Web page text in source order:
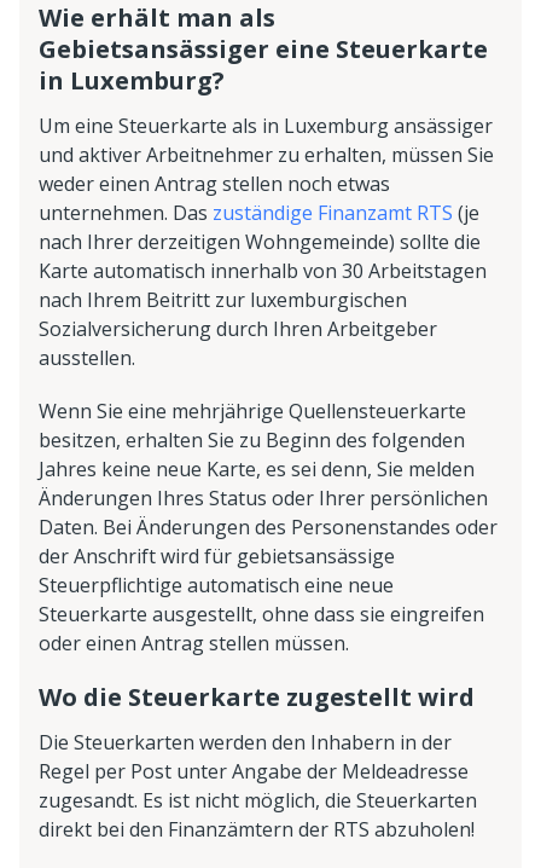
Wie erhält man als
Gebietsansässiger eine Steuerkarte
in Luxemburg?
Um eine Steuerkarte als in Luxemburg ansässiger
und aktiver Arbeitnehmer zu erhalten, müssen Sie
weder einen Antrag stellen noch etwas
unternehmen. Das zuständige Finanzamt RTS (je
nach Ihrer derzeitigen Wohngemeinde) sollte die
Karte automatisch innerhalb von 30 Arbeitstagen
nach Ihrem Beitritt zur luxemburgischen
Sozialversicherung durch Ihren Arbeitgeber
ausstellen.
Wenn Sie eine mehrjährige Quellensteuerkarte
besitzen, erhalten Sie zu Beginn des folgenden
Jahres keine neue Karte, es sei denn, Sie melden
Änderungen Ihres Status oder Ihrer persönlichen
Daten. Bei Änderungen des Personenstandes oder
der Anschrift wird für gebietsansässige
Steuerpflichtige automatisch eine neue
Steuerkarte ausgestellt, ohne dass sie eingreifen
oder einen Antrag stellen müssen.
Wo die Steuerkarte zugestellt wird
Die Steuerkarten werden den Inhabern in der
Regel per Post unter Angabe der Meldeadresse
zugesandt. Es ist nicht möglich, die Steuerkarten
direkt bei den Finanzämtern der RTS abzuholen!